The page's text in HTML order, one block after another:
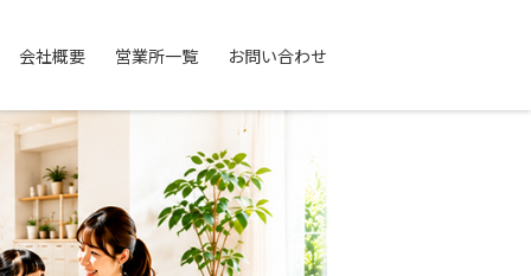
会社概要 営業所一覧 お問い合わせ